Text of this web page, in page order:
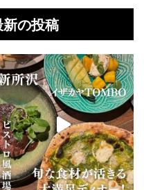
の投稿